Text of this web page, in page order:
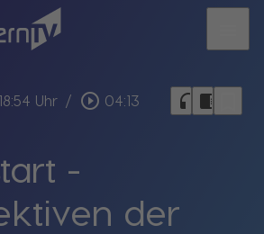
, 18:54 Uhr / play_circle_outline 04:13 headphones chrome_reader_mode
-
der